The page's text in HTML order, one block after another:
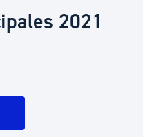
2021